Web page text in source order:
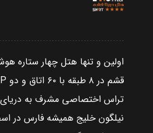
اولین و تنها هتل چهار ستاره
تراس اختصاصی مشرف به دریای
نیلگون خلیج همیشه فارس در